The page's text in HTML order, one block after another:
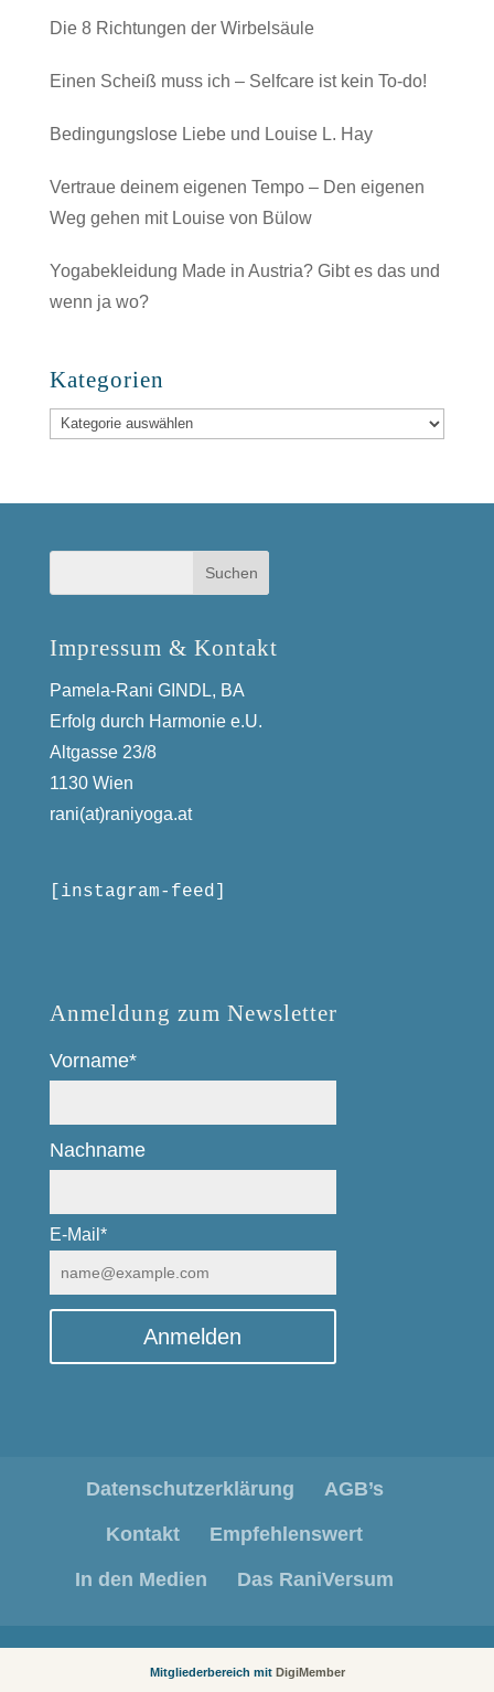
Die 8 Richtungen der Wirbelsäule
Einen Scheiß muss ich – Selfcare ist kein To-do!
Bedingungslose Liebe und Louise L. Hay
Vertraue deinem eigenen Tempo – Den eigenen
Weg gehen mit Louise von Bülow
Yogabekleidung Made in Austria? Gibt es das und
wenn ja wo?
Kategorien
Kategorien
Impressum & Kontakt
Pamela-Rani GINDL, BA
Erfolg durch Harmonie e.U.
Altgasse 23/8
1130 Wien
rani(at)raniyoga.at
[instagram-feed]
Anmeldung zum Newsletter
Vorname*
Nachname
E-Mail*
Anmelden
Datenschutzerklärung AGB’s
Kontakt Empfehlenswert
In den Medien Das RaniVersum
Mitgliederbereich mit DigiMember